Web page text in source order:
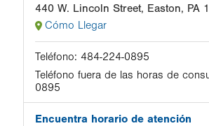
440 W. Lincoln Street, Easton, PA
Cómo Llegar
Teléfono: 484-224-0895
Teléfono fuera de las horas de
0895
Encuentra horario de atención